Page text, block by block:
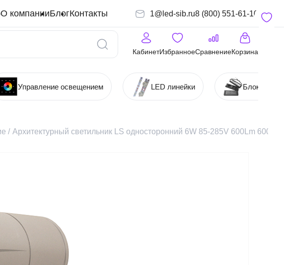
О компанииБлогКонтакты 1@led-sib.ru8 (800) 551-61-10
КабинетИзбранноеСравнениеКорзина
Управление освещением LED линейки Блоки
/ Архитектурный светильник LS односторонний 6W 85-285V 600Lm 6000-